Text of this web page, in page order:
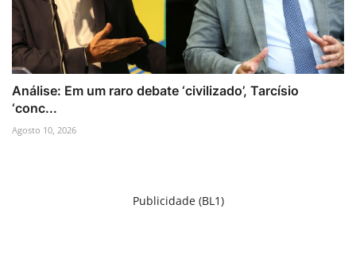
Análise: Em um raro debate ‘civilizado’, Tarcísio
‘conc...
Agosto 10, 2026
Publicidade (BL1)